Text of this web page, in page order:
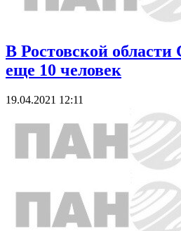
В Ростовской
еще 10 человек
19.04.2021 12:11